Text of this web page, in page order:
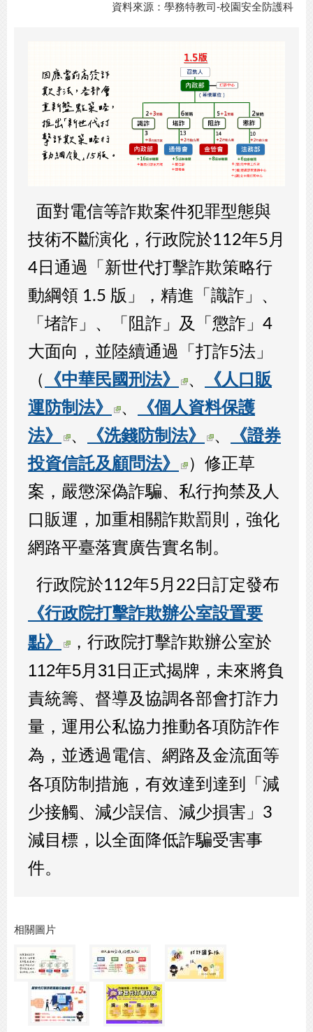
資料來源：學務特教司-校園安全防護科
面對電信等詐欺案件犯罪型態與
技術不斷演化，行政院於112年5月
4日通過「新世代打擊詐欺策略行
動綱領 1.5 版」，精進 「識詐」、
「堵詐」、「阻詐」及「懲詐」 4
大面向，並 陸續通過「打詐5法」
（
《中華民國刑法》 、
《人口販
運防制法》
、
《個人資料保護
法》
、 《洗錢防制法》 、
《證券
投資信託及顧問法》
）修正草
案，嚴懲深偽詐騙、私行拘禁及人
口販運，加重相關詐欺罰則，強化
網路平臺落實廣告實名制 。
行政院於112年5月 22 日 訂定發布
《行政院打擊詐欺辦公室設置要
點》
，行政院打擊詐欺辦公室於
112年5月31日正式揭牌， 未來將負
責統籌、督導及協調各部會打詐力
量， 運用公私協力推動各項防詐作
為， 並透過電信、網路及金流面等
各項防制措施，有效達到 達到「減
少接觸、減少誤信、減少損害」3
減目標，以全面降低詐騙受害事
件。
相關圖片